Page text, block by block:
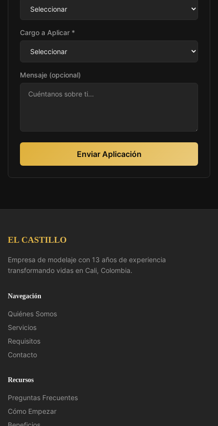
Cargo a Aplicar *
Mensaje (opcional)
Enviar Aplicación
EL CASTILLO
Empresa de modelaje con 13 años de experiencia
transformando vidas en Cali, Colombia.
Navegación
Quiénes Somos
Servicios
Requisitos
Contacto
Recursos
Preguntas Frecuentes
Cómo Empezar